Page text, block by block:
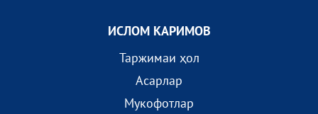
ИСЛОМ КАРИМОВ
Таржимаи ҳол
Асарлар
Мукофотлар